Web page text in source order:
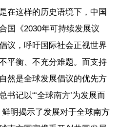
在这样的历史语境下，中国
国《2030年可持续发展议
议，呼吁国际社会正视世界
平衡、不充分难题。而支持
然是全球发展倡议的优先方
书记以“‘全球南方’为发展而
明揭示了发展对于全球南方